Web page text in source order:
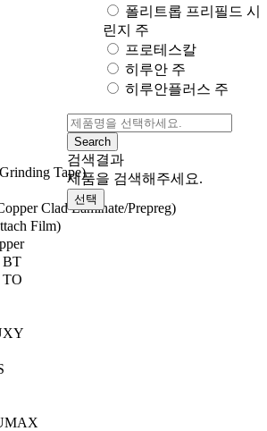
Tape)
Clad Laminate/Prepreg)
Film)
폴리트롭 프리필드 시
린지 주
프로테스칼
히루안 주
히루안플러스 주
Search
검색결과
제품을 검색해주세요.
선택